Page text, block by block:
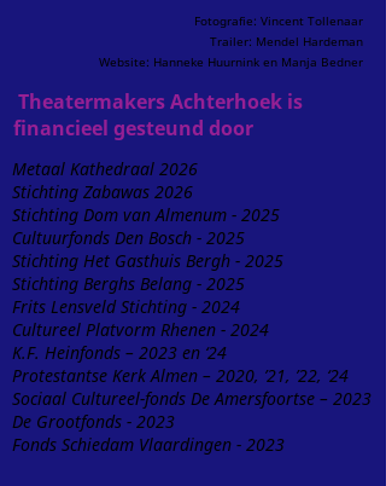
Fotografie: Vincent Tollenaar
Trailer: Mendel Hardeman
Website: Hanneke Huurnink en Manja Bedner
Theatermakers Achterhoek is
financieel gesteund door
Metaal Kathedraal 2026
Stichting Zabawas 2026
Stichting Dom van Almenum - 2025
Cultuurfonds Den Bosch - 2025
Stichting Het Gasthuis Bergh - 2025
Stichting Berghs Belang - 2025
Frits Lensveld Stichting - 2024
Cultureel Platvorm Rhenen - 2024
K.F. Heinfonds – 2023 en ‘24
Protestantse Kerk Almen – 2020, ’21, ’22, ‘24
Sociaal Cultureel-fonds De Amersfoortse – 2023
De Grootfonds - 2023
Fonds Schiedam Vlaardingen - 2023